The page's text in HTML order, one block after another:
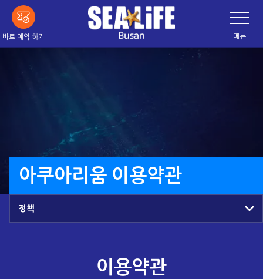
내
용
바로 예약 하기
네
이
게
이
바
메뉴
아쿠아리움 이용약관
정책
네
이
이용약관